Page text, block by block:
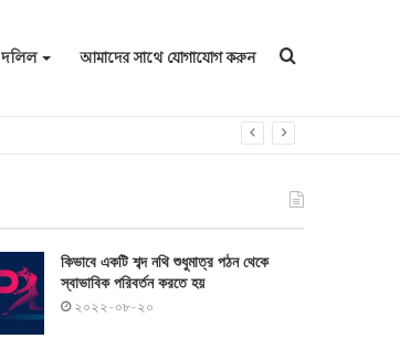
দলিল আমাদের সাথে যোগাযোগ করুন জন্য
কিভাবে একটি শব্দ নথি শুধুমাত্র পঠন থেকে
স্বাভাবিক পরিবর্তন করতে হয়
২০২২-০৮-২০